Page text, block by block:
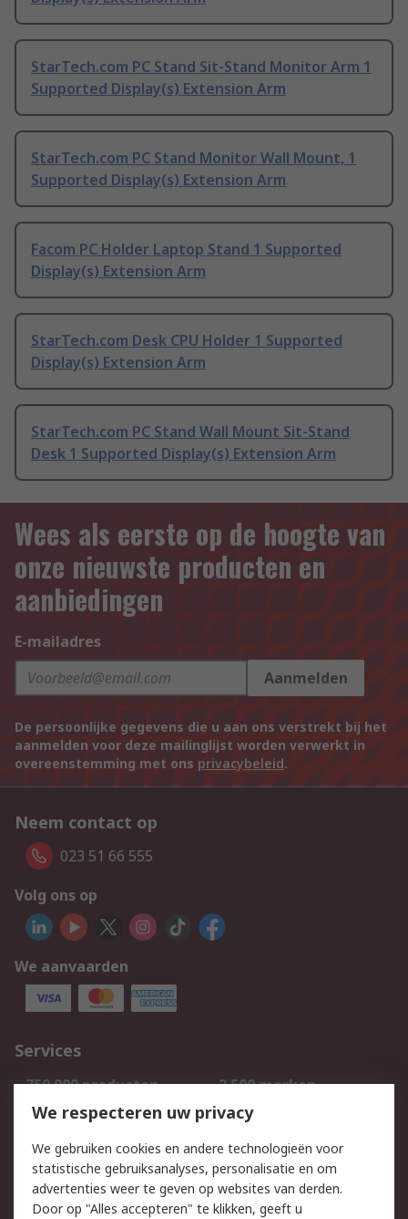
StarTech.com PC Stand Sit-Stand Monitor Arm 1
Supported Display(s) Extension Arm
StarTech.com PC Stand Monitor Wall Mount, 1
Supported Display(s) Extension Arm
Facom PC Holder Laptop Stand 1 Supported
Display(s) Extension Arm
StarTech.com Desk CPU Holder 1 Supported
Display(s) Extension Arm
StarTech.com PC Stand Wall Mount Sit-Stand
Desk 1 Supported Display(s) Extension Arm
Wees als eerste op de hoogte van
onze nieuwste producten en
aanbiedingen
E-mailadres
Aanmelden
De persoonlijke gegevens die u aan ons verstrekt bij het
aanmelden voor deze mailinglijst worden verwerkt in
overeenstemming met ons privacybeleid.
Neem contact op
023 51 66 555
Volg ons op
We aanvaarden
Services
750.000 producten
2.500 merken
Bestellen
Inkoopoplossingen
Track & Trace
Wettelijk
We respecteren uw privacy
We gebruiken cookies en andere technologieën voor
statistische gebruiksanalyses, personalisatie en om
advertenties weer te geven op websites van derden.
Door op "Alles accepteren" te klikken, geeft u